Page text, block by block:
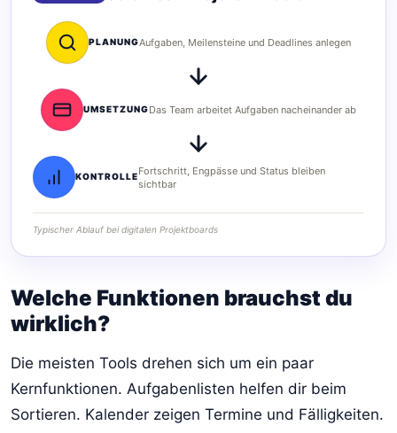
PLANUNGAufgaben, Meilensteine und Deadlines anlegen
UMSETZUNGDas Team arbeitet Aufgaben nacheinander ab
KONTROLLEFortschritt, Engpässe und Status bleiben
sichtbar
Typischer Ablauf bei digitalen Projektboards
Welche Funktionen brauchst du
wirklich?
Die meisten Tools drehen sich um ein paar
Kernfunktionen. Aufgabenlisten helfen dir beim
Sortieren. Kalender zeigen Termine und Fälligkeiten.